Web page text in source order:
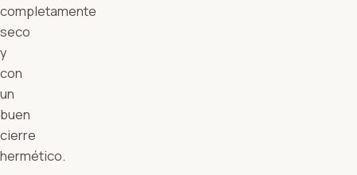
completamente
seco
y
con
un
buen
cierre
hermético.